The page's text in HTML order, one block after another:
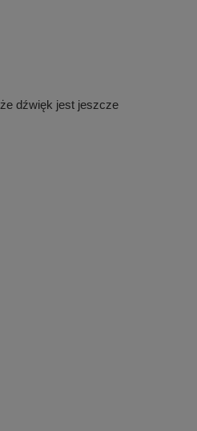
dźwięk jest jeszcze